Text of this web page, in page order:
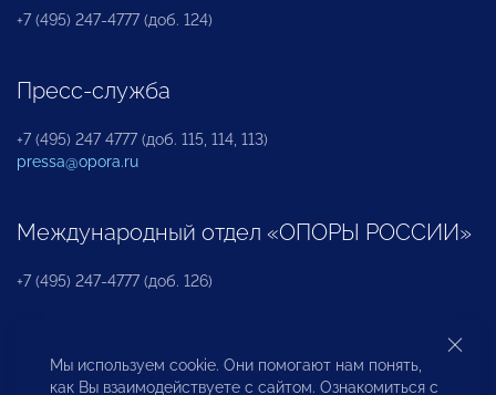
+7 (495) 247-4777 (доб. 124)
Пресс-служба
+7 (495) 247 4777 (доб. 115, 114, 113)
pressa@opora.ru
Международный отдел «ОПОРЫ РОССИИ»
+7 (495) 247-4777 (доб. 126)
Бюро по защите прав предпринимателей и
инвесторов
Мы используем cookie. Они помогают нам понять,
как Вы взаимодействуете с сайтом. Ознакомиться с